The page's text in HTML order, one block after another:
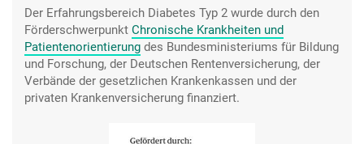
Der Erfahrungsbereich Diabetes Typ 2 wurde durch den
Förderschwerpunkt Chronische Krankheiten und
Patientenorientierung des Bundesministeriums für Bildung
und Forschung, der Deutschen Rentenversicherung, der
Verbände der gesetzlichen Krankenkassen und der
privaten Krankenversicherung finanziert.